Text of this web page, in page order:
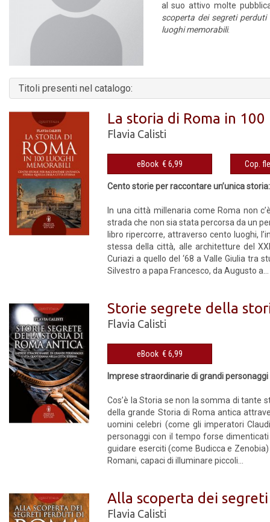
al suo attivo molte
scoperta dei segreti
luoghi memorabili.
Titoli presenti nel catalogo:
La storia di Roma in
Flavia Calisti
eBook € 6,99
Cento storie per raccontare un’unica
In una città millenaria come Roma non
strada che non sia stata percorsa da un
libro ripercorre, attraverso cento luoghi,
stessa della città, alle architetture del
Curiazi a quello del ‘68 a Valle Giulia tra
Silvestro a papa Francesco, da Augusto a...
Storie segrete della
Flavia Calisti
eBook € 6,99
Imprese straordinarie di grandi
Cos’è la Storia se non la somma di tante
della grande Storia di Roma antica
uomini celebri (come gli imperatori
personaggi con il tempo forse
guidare eserciti (come Budicca e
Romani, capaci di illuminare piccoli...
Alla scoperta dei
Flavia Calisti